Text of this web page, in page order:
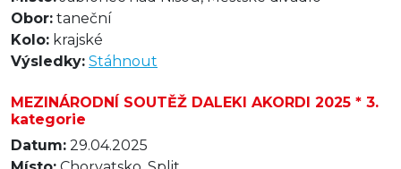
Obor: taneční
Kolo: krajské
Výsledky: Stáhnout
MEZINÁRODNÍ SOUTĚŽ DALEKI AKORDI 2025 * 3.
kategorie
Datum: 29.04.2025